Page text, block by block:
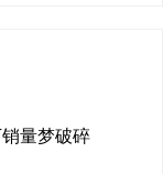
量梦破碎